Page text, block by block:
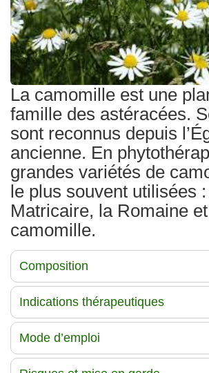
La camomille est une
famille des astéracées.
sont reconnus depuis
ancienne. En
grandes variétés de
le plus souvent utilisées
Matricaire, la Romaine
camomille.
Composition
Indications thérapeutiques
Mode d’emploi